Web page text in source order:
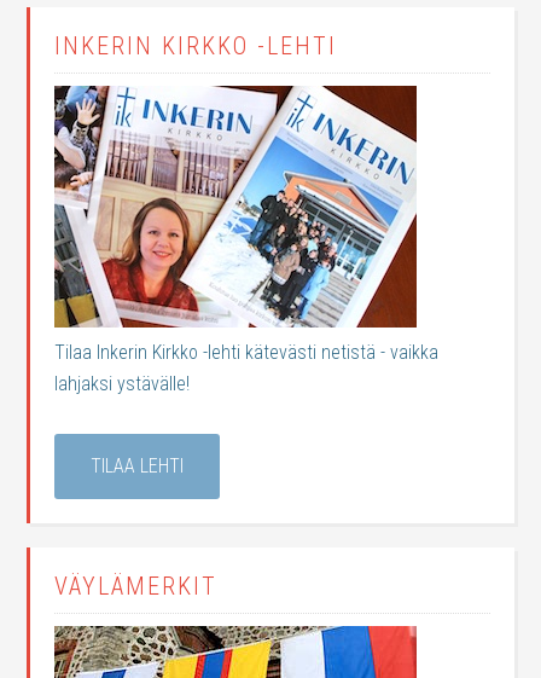
INKERIN KIRKKO -LEHTI
Tilaa Inkerin Kirkko -lehti kätevästi netistä - vaikka
lahjaksi ystävälle!
TILAA LEHTI
VÄYLÄMERKIT